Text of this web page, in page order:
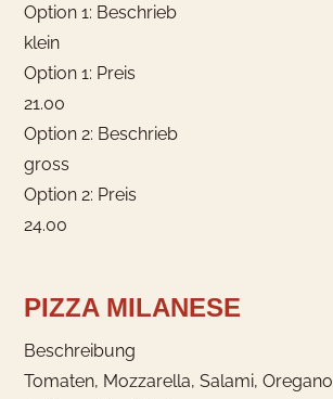
Option 1: Beschrieb
klein
Option 1: Preis
21.00
Option 2: Beschrieb
gross
Option 2: Preis
24.00
PIZZA MILANESE
Beschreibung
Tomaten, Mozzarella, Salami, Oregano